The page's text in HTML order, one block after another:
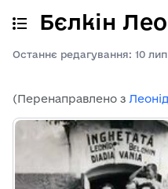
Сховати/показати зміст Бєлкін
Останнє редагування: 10
(Перенаправлено з